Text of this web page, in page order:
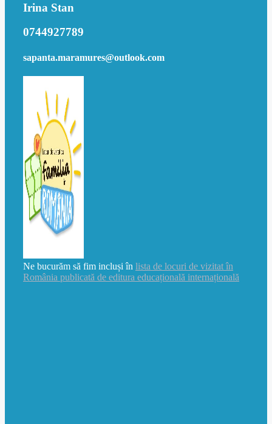
Irina Stan
0744927789
sapanta.maramures@outlook.com
Ne bucurăm să fim incluși în lista de locuri de vizitat în
România publicată de editura educațională internațională